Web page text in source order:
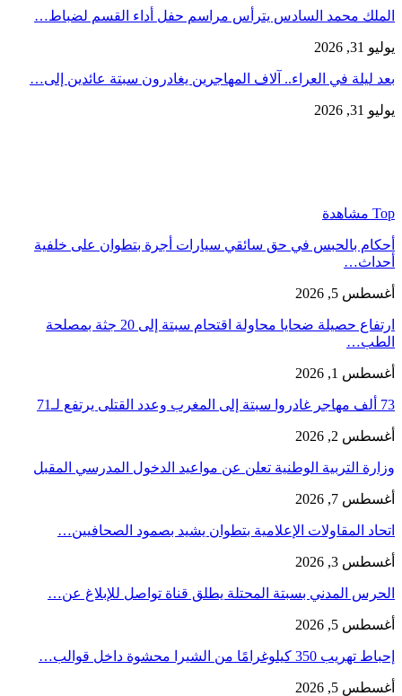
الملك محمد السادس يترأس مراسم حفل أداء القسم لضباط…
يوليو 31, 2026
بعد ليلة في العراء.. آلاف المهاجرين يغادرون سبتة عائدين إلى…
يوليو 31, 2026
Top مشاهدة
أحكام بالحبس في حق سائقي سيارات أجرة بتطوان على خلفية
أحداث…
أغسطس 5, 2026
ارتفاع حصيلة ضحايا محاولة اقتحام سبتة إلى 20 جثة بمصلحة
الطب…
أغسطس 1, 2026
73 ألف مهاجر غادروا سبتة إلى المغرب وعدد القتلى يرتفع لـ71
أغسطس 2, 2026
وزارة التربية الوطنية تعلن عن مواعيد الدخول المدرسي المقبل
أغسطس 7, 2026
اتحاد المقاولات الإعلامية بتطوان يشيد بصمود الصحافيين…
أغسطس 3, 2026
الحرس المدني بسبتة المحتلة يطلق قناة تواصل للإبلاغ عن…
أغسطس 5, 2026
إحباط تهريب 350 كيلوغرامًا من الشيرا محشوة داخل قوالب…
أغسطس 5, 2026